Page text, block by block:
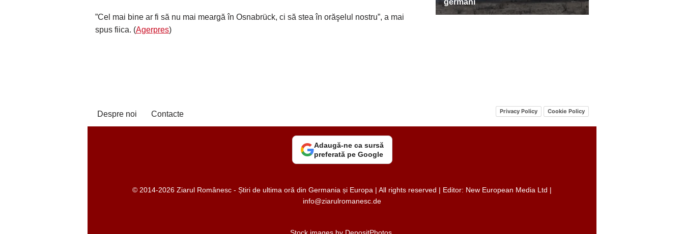
”Cel mai bine ar fi să nu mai meargă în Osnabrück, ci să stea în orăşelul nostru”, a mai
spus fiica. (Agerpres)
Despre noi Contacte Privacy Policy Cookie Policy
Adaugă-ne ca sursă
preferată pe Google
© 2014-2026 Ziarul Românesc - Știri de ultima oră din Germania și Europa | All rights reserved | Editor: New European Media Ltd |
info@ziarulromanesc.de